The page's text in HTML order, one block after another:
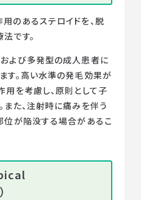
のあるステロイドを、脱
です。
よび多発型の成人患者に
す。高い水準の発毛効果が
用を考慮し、原則として子
また、注射時に痛みを伴う
位が陥没する場合があるこ